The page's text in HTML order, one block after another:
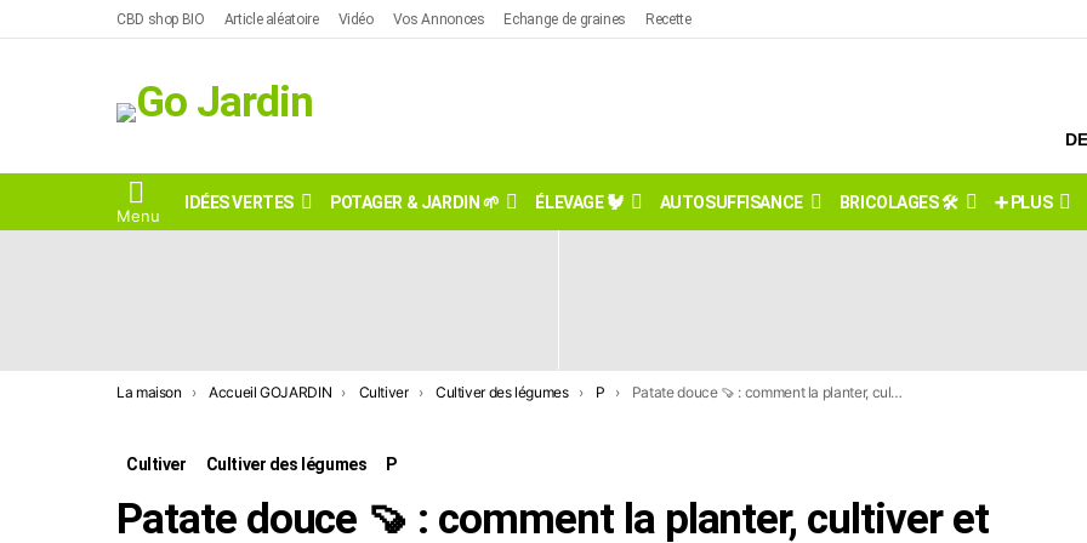
to
CBD shop BIO Article aléatoire Vidéo Vos Annonces Echange de graines Recette
Menu
IDÉES VERTES POTAGER & JARDIN 🌱 ÉLEVAGE 🐓 AUTOSUFFISANCE BRICOLAGES 🛠️ ➕ PLUS
Vous êtes ici:
La maison Accueil GOJARDIN Cultiver Cultiver des légumes P Patate douce 🍠 : comment la planter, cultiver et récolter facilement
Cultiver Cultiver des légumes P
Patate douce 🍠 : comment la planter, cultiver et